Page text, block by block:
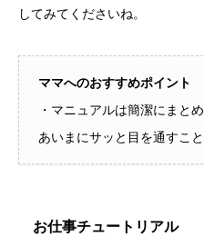
してみてくださいね。
ママへのおすすめポイント
・マニュアルは簡潔にまと
あいまにサッと目を通すこと
お仕事チュートリアル